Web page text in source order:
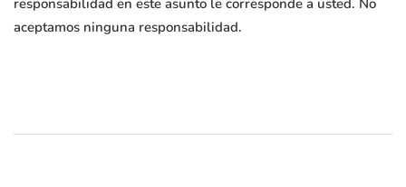
responsabilidad en este asunto le corresponde a usted. No
aceptamos ninguna responsabilidad.